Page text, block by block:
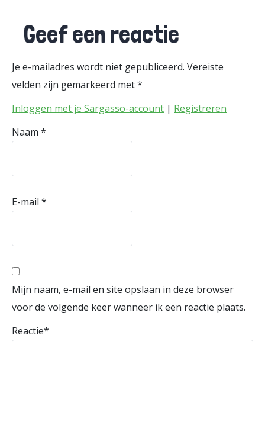
Geef een reactie
Je e-mailadres wordt niet gepubliceerd. Vereiste
velden zijn gemarkeerd met*
Inloggen met je Sargasso-account | Registreren
Naam *
E-mail *
Mijn naam, e-mail en site opslaan in deze browser
voor de volgende keer wanneer ik een reactie plaats.
Reactie*